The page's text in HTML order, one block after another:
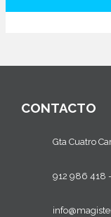
CONTACTO
Gta Cuatro
912 986 418